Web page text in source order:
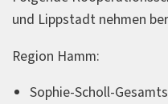
und Lippstadt nehmen
Region Hamm:
Sophie-Scholl-